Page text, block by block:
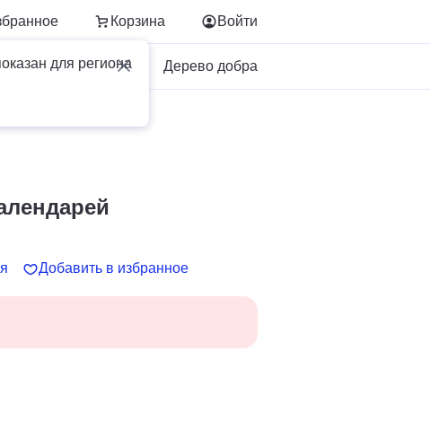
Корзина
для региона
Войти
Для бизнеса Дерево добра
Добавить в избранное